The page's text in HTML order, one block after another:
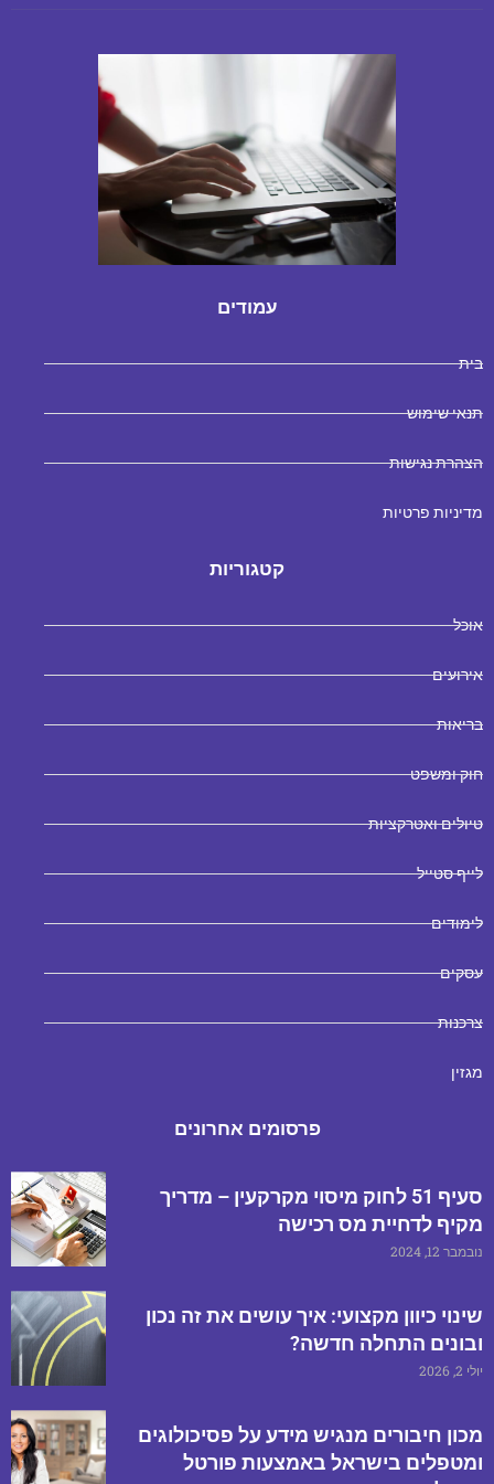
עמודים
בית
תנאי שימוש
הצהרת נגישות
מדיניות פרטיות
קטגוריות
אוכל
אירועים
בריאות
חוק ומשפט
טיולים ואטרקציות
לייף סטייל
לימודים
עסקים
צרכנות
מגזין
פרסומים אחרונים
סעיף 51 לחוק מיסוי מקרקעין – מדריך
מקיף לדחיית מס רכישה
נובמבר 12, 2024
שינוי כיוון מקצועי: איך עושים את זה נכון
ובונים התחלה חדשה?
יולי 2, 2026
מכון חיבורים מנגיש מידע על פסיכולוגים
ומטפלים בישראל באמצעות פורטל